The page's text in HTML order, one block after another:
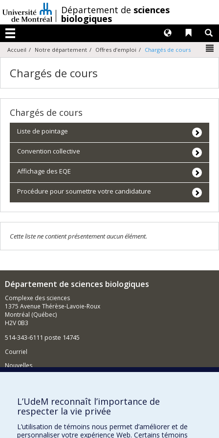
au
contenu
/Département de sciences
biologiques
Menu
Liens
Langues
Accueil Notre département Offres d’emploi Chargés de cours
Chargés de cours
Chargés de cours
Liste de pointage
Convention collective
Affichage des EQE
Procédure pour soumettre votre candidature
Cette liste ne contient présentement aucun élément.
Département de sciences biologiques
Complexe des sciences
1375 Avenue Thérèse-Lavoie-Roux
Montréal (Québec)
H2V 0B3
514-343-6111 poste 14745
Courriel
Nouvelles
Comment soutenir le Département?
BESOIN D'AIDE?
Plan du site
L’UdeM reconnaît l’importance de
respecter la vie privée
L’utilisation de témoins nous permet d’améliorer et de
personnaliser votre expérience Web. Certains témoins